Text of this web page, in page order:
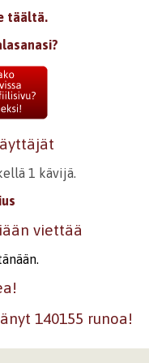
täältä.
1 kävijä.
viettää
140155 runoa!